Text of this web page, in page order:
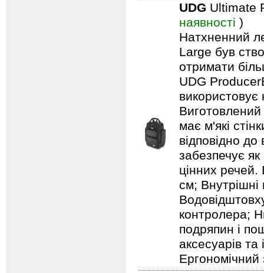
UDG Ultimate
наявності )
Натхненний
Large був
отримати
UDG
має м'які
відповідно
забезпечує
цінних
см;
контролера;
подряпин і
аксесуарів